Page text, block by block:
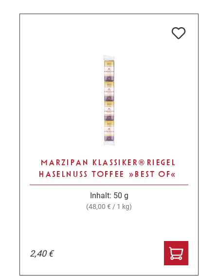
MARZIPAN KLASSIKER® RIEGEL
HASELNUSS TOFFEE »BEST OF«
Inhalt: 50 g
(48,00 € / 1 kg)
2,40 €